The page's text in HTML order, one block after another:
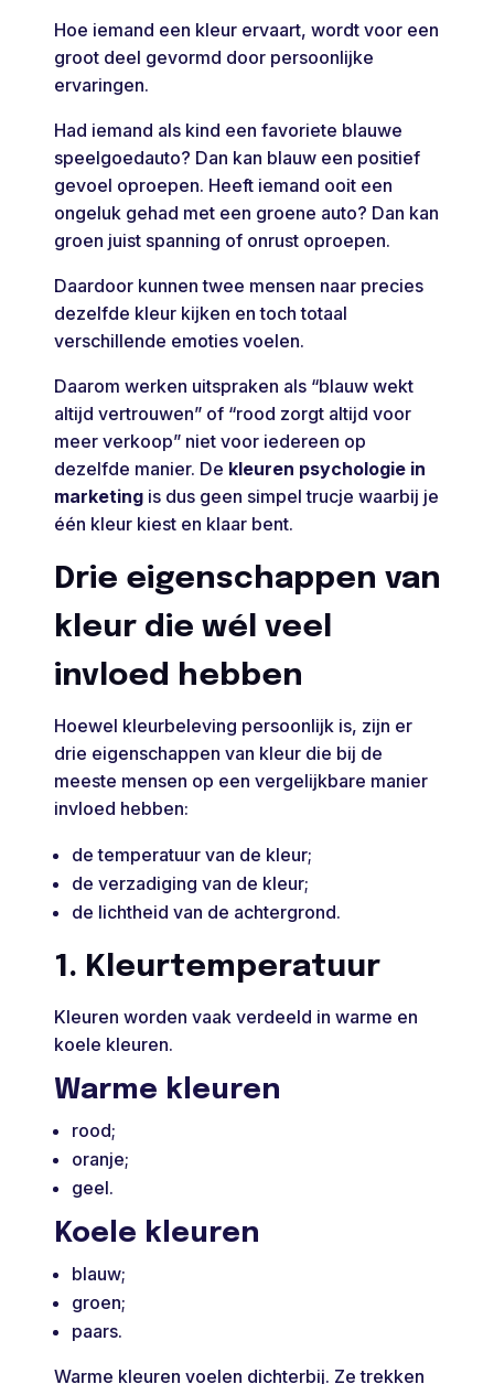
Hoe iemand een kleur ervaart, wordt voor een
groot deel gevormd door persoonlijke
ervaringen.
Had iemand als kind een favoriete blauwe
speelgoedauto? Dan kan blauw een positief
gevoel oproepen. Heeft iemand ooit een
ongeluk gehad met een groene auto? Dan kan
groen juist spanning of onrust oproepen.
Daardoor kunnen twee mensen naar precies
dezelfde kleur kijken en toch totaal
verschillende emoties voelen.
Daarom werken uitspraken als “blauw wekt
altijd vertrouwen” of “rood zorgt altijd voor
meer verkoop” niet voor iedereen op
dezelfde manier. De kleuren psychologie in
marketingis dus geen simpel trucje waarbij je
één kleur kiest en klaar bent.
Drie eigenschappen van
kleur die wél veel
invloed hebben
Hoewel kleurbeleving persoonlijk is, zijn er
drie eigenschappen van kleur die bij de
meeste mensen op een vergelijkbare manier
invloed hebben:
de temperatuur van de kleur;
de verzadiging van de kleur;
de lichtheid van de achtergrond.
1. Kleurtemperatuur
Kleuren worden vaak verdeeld in warme en
koele kleuren.
Warme kleuren
rood;
oranje;
geel.
Koele kleuren
blauw;
groen;
paars.
Warme kleuren voelen dichterbij. Ze trekken